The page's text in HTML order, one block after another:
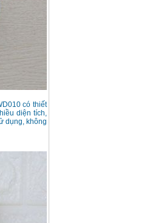
có thiết
diện tích,
dụng, không